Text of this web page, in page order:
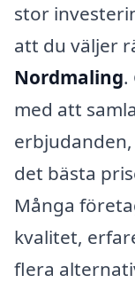
stor
att du väljer
Nordmaling.
med att
det bästa
Många
kvalitet,
flera